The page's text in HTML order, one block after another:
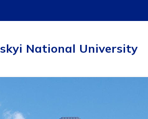
National University